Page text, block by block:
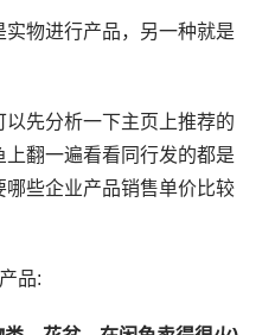
物进行产品，另一种就是
先分析一下主页上推荐的
翻一遍看看同行发的都是
些企业产品销售单价比较
品: